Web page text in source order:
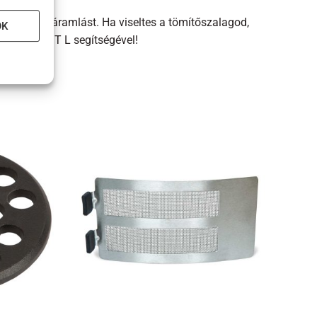
hőáramlást. Ha viseltes a tömítőszalagod,
KIT L segítségével!